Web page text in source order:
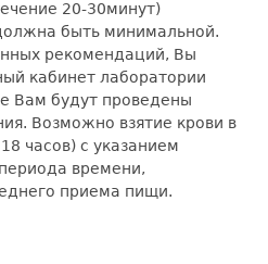
20-30минут)
быть минимальной.
рекомендаций, Вы
кабинет лаборатории
Вам будут проведены
Возможно взятие крови в
часов) с указанием
времени,
приема пищи.